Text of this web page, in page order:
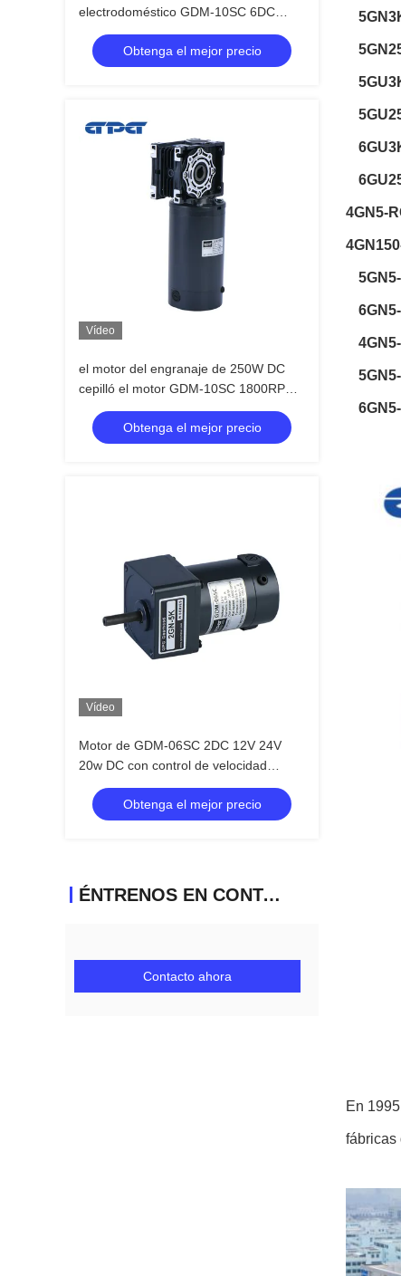
electrodoméstico GDM-10SC 6DC
180w DC con 2GN3-300K
Obtenga el mejor precio
Vídeo
el motor del engranaje de 250W DC
cepilló el motor GDM-10SC 1800RPM
3200RPM del engranaje
Obtenga el mejor precio
Vídeo
Motor de GDM-06SC 2DC 12V 24V
20w DC con control de velocidad
exacto
Obtenga el mejor precio
ÉNTRENOS EN CONTACTO CON
Contacto ahora
4GN5-
En
fábricas